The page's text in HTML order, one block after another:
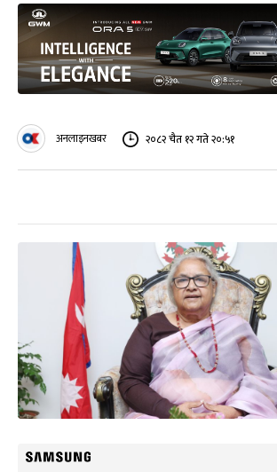
अनलाइनखबर २०८२ चैत १२ गते २०:५१